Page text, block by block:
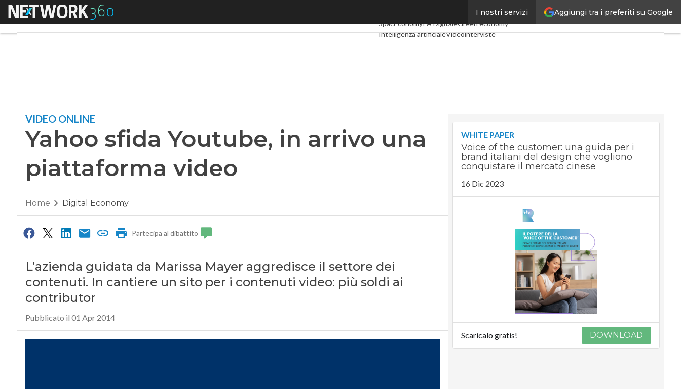
Aggiungi tra i preferiti su Google
I nostri servizi
Menu TelcoIndustria 4.0
SpacEconomyPA DigitaleGreen economy
Intelligenza artificialeVideointerviste
VIDEO ONLINE
Yahoo sfida Youtube, in arrivo una
piattaforma video
Home Digital Economy
Partecipa al dibattito
L’azienda guidata da Marissa Mayer aggredisce il settore dei
contenuti. In cantiere un sito per i contenuti video: più soldi ai
contributor
Pubblicato il 01 Apr 2014
WHITE PAPER
Voice of the customer: una guida per i
brand italiani del design che vogliono
conquistare il mercato cinese
16 Dic 2023
Scaricalo gratis! DOWNLOAD